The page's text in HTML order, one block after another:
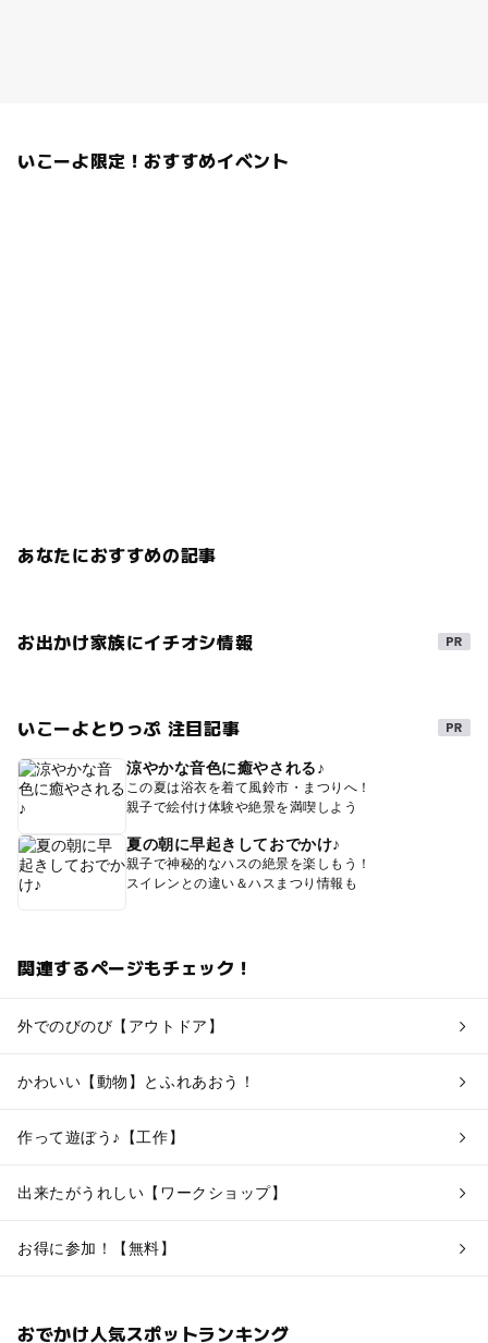
いこーよ限定！おすすめイベント
あなたにおすすめの記事
お出かけ家族にイチオシ情報
いこーよとりっぷ 注目記事
涼やかな音色に癒やされる♪
この夏は浴衣を着て風鈴市・まつりへ！
親子で絵付け体験や絶景を満喫しよう
夏の朝に早起きしておでかけ♪
親子で神秘的なハスの絶景を楽しもう！
スイレンとの違い＆ハスまつり情報も
関連するページもチェック！
外でのびのび【アウトドア】
かわいい【動物】とふれあおう！
作って遊ぼう♪【工作】
出来たがうれしい【ワークショップ】
お得に参加！【無料】
おでかけ人気スポットランキング